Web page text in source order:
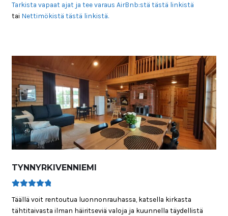
Tarkista vapaat ajat ja tee varaus AirBnb:stä tästä linkistä
tai Nettimökistä tästä linkistä.
TYNNYRKIVENNIEMI
tuotteesta:
5.00/ 5
Täällä voit rentoutua luonnonrauhassa, katsella kirkasta
tähtitaivasta ilman häiritseviä valoja ja kuunnella täydellistä